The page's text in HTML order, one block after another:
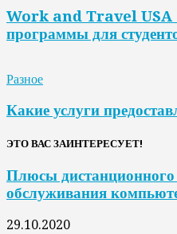
Work and Travel USA
программы для
Разное
Какие услуги
ЭТО ВАС ЗАИНТЕРЕСУЕТ!
Плюсы дистанционного
обслуживания
29.10.2020